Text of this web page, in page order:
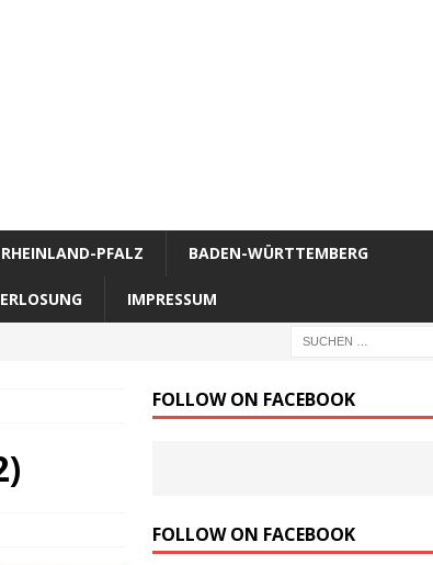
RHEINLAND-PFALZ BADEN-WÜRTTEMBERG
IMPRESSUM
FOLLOW ON FACEBOOK
FOLLOW ON FACEBOOK